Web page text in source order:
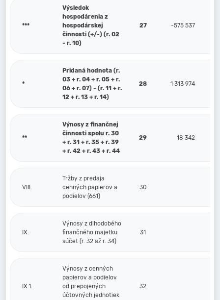
***
Výsledok
hospodárenia z
hospodárskej
činnosti (+/-) (r. 02
- r. 10)
27 -575 537
*
Pridaná hodnota (r.
03 + r. 04 + r. 05 + r.
06 + r. 07) - (r. 11 + r.
12 + r. 13 + r. 14)
28 1 313 974
**
Výnosy z finančnej
činnosti spolu r. 30
+ r. 31 + r. 35 + r. 39
+ r. 42 + r. 43 + r. 44
29 18 342
VIII.
Tržby z predaja
cenných papierov a
podielov (661)
30
IX.
Výnosy z dlhodobého
finančného majetku
súčet (r. 32 až r. 34)
31
IX.1.
Výnosy z cenných
papierov a podielov
od prepojených
účtovných jednotiek
32